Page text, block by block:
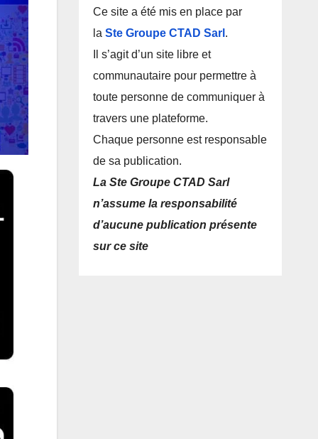
Ce site a été mis en place par
la Ste Groupe CTAD Sarl .
Il s’agit d’un site libre et
communautaire pour permettre à
toute personne de communiquer à
travers une plateforme.
Chaque personne est responsable
de sa publication.
La Ste Groupe CTAD Sarl
n’assume la responsabilité
d’aucune publication présente
sur ce site